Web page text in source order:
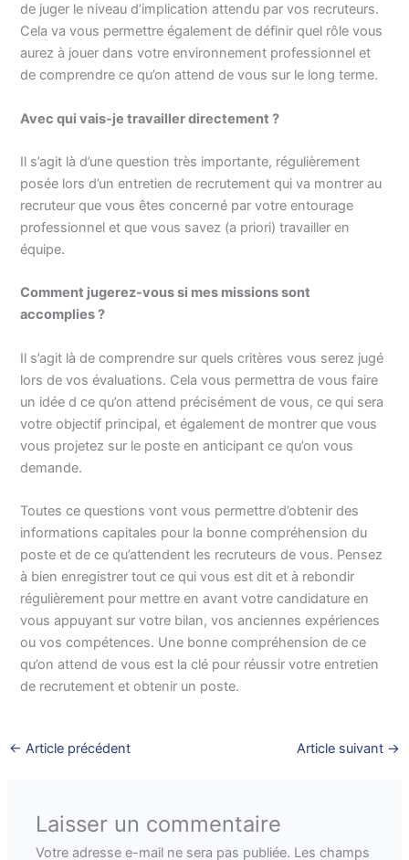
de juger le niveau d’implication attendu par vos recruteurs.
Cela va vous permettre également de définir quel rôle vous
aurez à jouer dans votre environnement professionnel et
de comprendre ce qu’on attend de vous sur le long terme.
Avec qui vais-je travailler directement ?
Il s’agit là d’une question très importante, régulièrement
posée lors d’un entretien de recrutement qui va montrer au
recruteur que vous êtes concerné par votre entourage
professionnel et que vous savez (a priori) travailler en
équipe.
Comment jugerez-vous si mes missions sont
accomplies ?
Il s’agit là de comprendre sur quels critères vous serez jugé
lors de vos évaluations. Cela vous permettra de vous faire
un idée d ce qu’on attend précisément de vous, ce qui sera
votre objectif principal, et également de montrer que vous
vous projetez sur le poste en anticipant ce qu’on vous
demande.
Toutes ce questions vont vous permettre d’obtenir des
informations capitales pour la bonne compréhension du
poste et de ce qu’attendent les recruteurs de vous. Pensez
à bien enregistrer tout ce qui vous est dit et à rebondir
régulièrement pour mettre en avant votre candidature en
vous appuyant sur votre bilan, vos anciennes expériences
ou vos compétences. Une bonne compréhension de ce
qu’on attend de vous est la clé pour réussir votre entretien
de recrutement et obtenir un poste.
← Article précédent Article suivant →
Laisser un commentaire
Votre adresse e-mail ne sera pas publiée. Les champs